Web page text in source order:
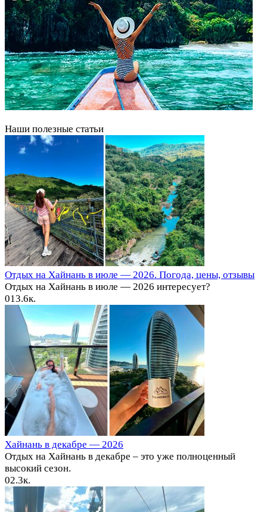
Наши полезные статьи
Отдых на Хайнань в июле — 2026. Погода, цены, отзывы
Отдых на Хайнань в июле — 2026 интересует?
013.6к.
Хайнань в декабре — 2026
Отдых на Хайнань в декабре – это уже полноценный
высокий сезон.
02.3к.